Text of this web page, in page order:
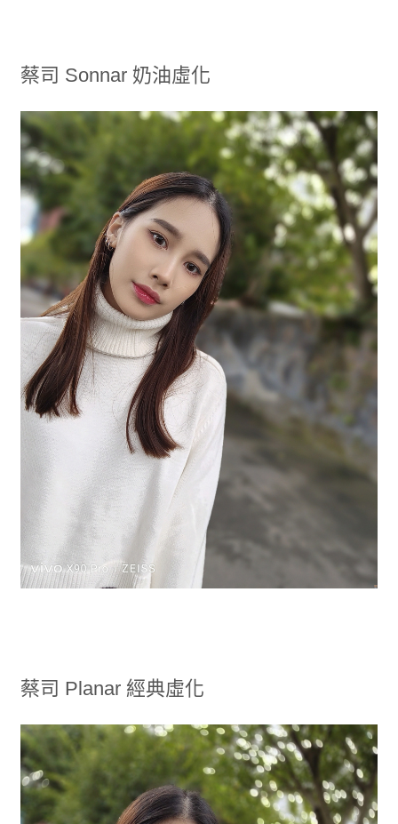
蔡司 Sonnar 奶油虛化
蔡司 Planar 經典虛化